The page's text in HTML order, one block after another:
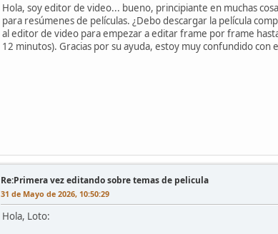
Hola, soy editor de video... bueno, principiante en muchas
para resúmenes de películas. ¿Debo descargar la película
al editor de video para empezar a editar frame por frame
12 minutos). Gracias por su ayuda, estoy muy confundido con
Re:Primera vez editando sobre temas de pelicula
31 de Mayo de 2026, 10:50:29
Hola, Loto: